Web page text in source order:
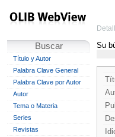
Buscar
Título y Autor
Palabra Clave General
Palabra Clave por Autor
Autor
Tema o Materia
Series
Revistas
Su